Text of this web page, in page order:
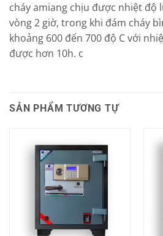
cháy amiang chịu được nhiệt độ
vòng 2 giờ, trong khi đám cháy
khoảng 600 đến 700 độ C với
được hơn 10h. c
SẢN PHẨM TƯƠNG TỰ